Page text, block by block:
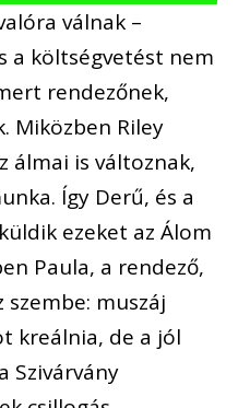
válnak –
a költségvetést nem
rendezőnek,
Miközben Riley
álmai is változnak,
Így Derű, és a
ezeket az Álom
Paula, a rendező,
muszáj
kreálnia, de a jól
Szivárvány